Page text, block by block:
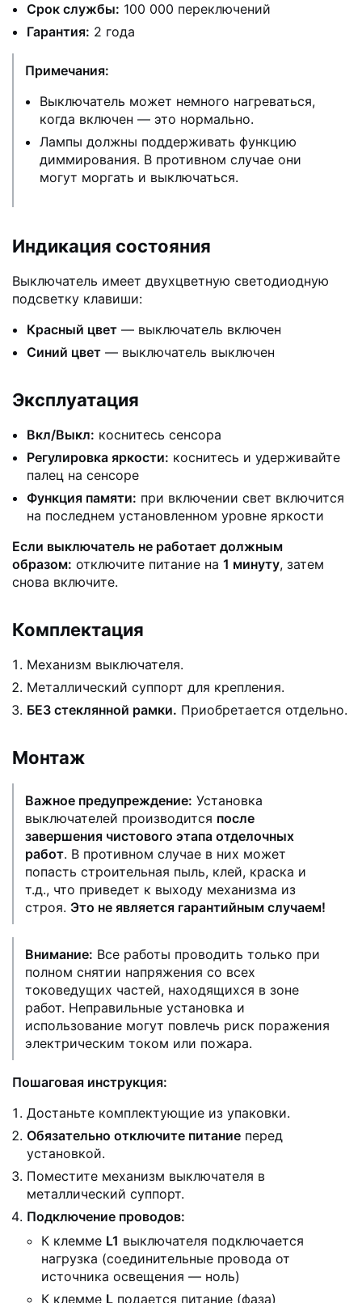
Срок службы: 100 000 переключений
Гарантия: 2 года
Примечания:
Выключатель может немного нагреваться,
когда включен — это нормально.
Лампы должны поддерживать функцию
диммирования. В противном случае они
могут моргать и выключаться.
Индикация состояния
Выключатель имеет двухцветную светодиодную
подсветку клавиши:
Красный цвет — выключатель включен
Синий цвет — выключатель выключен
Эксплуатация
Вкл/Выкл: коснитесь сенсора
Регулировка яркости: коснитесь и удерживайте
палец на сенсоре
Функция памяти: при включении свет включится
на последнем установленном уровне яркости
Если выключатель не работает должным
образом: отключите питание на 1 минуту, затем
снова включите.
Комплектация
Механизм выключателя.
Металлический суппорт для крепления.
БЕЗ стеклянной рамки. Приобретается отдельно.
Монтаж
Важное предупреждение: Установка
выключателей производится после
завершения чистового этапа отделочных
работ. В противном случае в них может
попасть строительная пыль, клей, краска и
т.д., что приведет к выходу механизма из
строя. Это не является гарантийным случаем!
Внимание: Все работы проводить только при
полном снятии напряжения со всех
токоведущих частей, находящихся в зоне
работ. Неправильные установка и
использование могут повлечь риск поражения
электрическим током или пожара.
Пошаговая инструкция:
Достаньте комплектующие из упаковки.
Обязательно отключите питание перед
установкой.
Поместите механизм выключателя в
металлический суппорт.
Подключение проводов:
К клемме L1 выключателя подключается
нагрузка (соединительные провода от
источника освещения — ноль)
К клемме L подается питание (фаза)